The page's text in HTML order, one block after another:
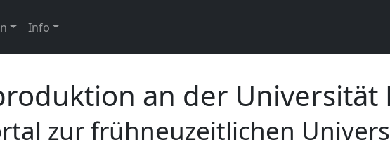
Info
an der Universität
zur frühneuzeitlichen